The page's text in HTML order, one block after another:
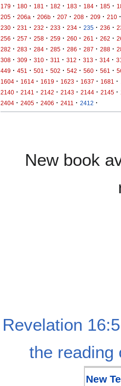
179 · 180 · 181 · 182 · 183 · 184 · 185 ·
205 · 206a · 206b · 207 · 208 · 209 · 210 ·
230 · 231 · 232 · 233 · 234 · 235 · 236 ·
256 · 257 · 258 · 259 · 260 · 261 · 262 ·
282 · 283 · 284 · 285 · 286 · 287 · 288 ·
308 · 309 · 310 · 311 · 312 · 313 · 314 ·
449 · 451 · 501 · 502 · 542 · 560 · 561 ·
1604 · 1614 · 1619 · 1623 · 1637 · 1681 ·
2140 · 2141 · 2142 · 2143 · 2144 · 2145 ·
2404 · 2405 · 2406 · 2411 · 2412 ·
New book
Revelation
the reading
New